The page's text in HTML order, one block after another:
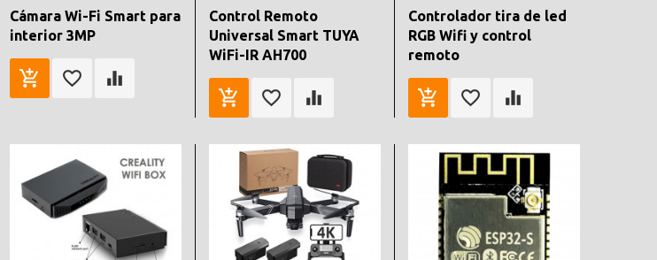
Cámara Wi-Fi Smart para
interior 3MP
Control Remoto
Universal Smart TUYA
WiFi-IR AH700
Controlador tira de led
RGB Wifi y control
remoto